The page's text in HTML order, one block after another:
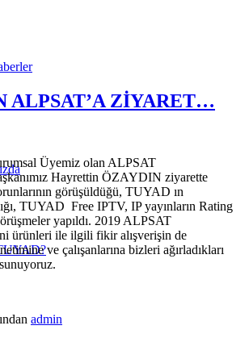
ALPSAT’A ZİYARET…
Üyemiz olan ALPSAT
Hayrettin ÖZAYDIN ziyarette
görüşüldüğü, TUYAD ın
TUYAD Free IPTV, IP yayınların Rating
yapıldı. 2019 ALPSAT
ürünleri ile ilgili fikir alışverişin de
ve çalışanlarına bizleri ağırladıkları
admin